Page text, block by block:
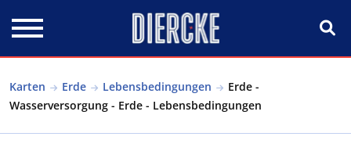
Karten Erde Lebensbedingungen
Erde -
Wasserversorgung - Erde - Lebensbedingungen